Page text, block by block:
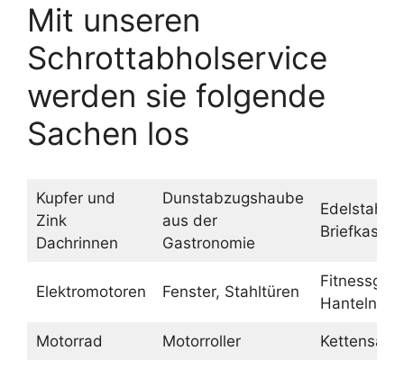
Mit unseren
Schrottabholservice
werden sie folgende
Sachen los
Kupfer und
Zink
Dachrinnen
Dunstabzugshaube
aus der
Gastronomie
Edelstahl
Briefkasten
Elektromotoren Fenster, Stahltüren
Hanteln
Motorrad Motorroller Kettensäge